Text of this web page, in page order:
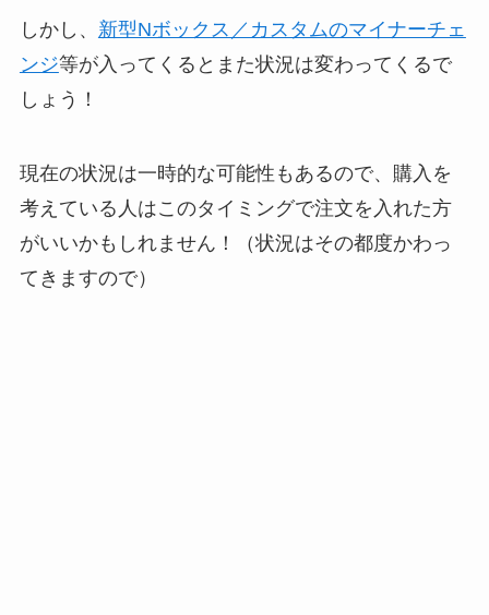
しかし、 新型Nボックス／カスタムのマイナーチェ
ンジ等が入ってくるとまた状況は変わってくるで
しょう！
現在の状況は一時的な可能性もあるので、購入を
考えている人はこのタイミングで注文を入れた方
がいいかもしれません！（状況はその都度かわっ
てきますので）